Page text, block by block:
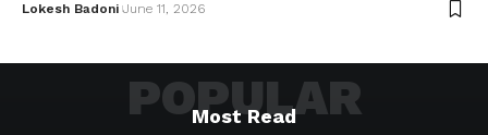
Lokesh Badoni June 11, 2026
Most Read
POPULAR